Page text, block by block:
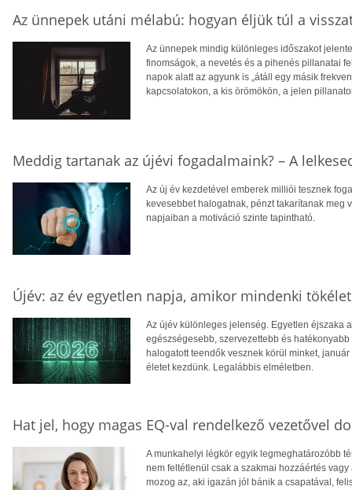
Az ünnepek utáni mélabú: hogyan éljük túl a
Az ünnepek mindig különleges időszakot
finomságok, a nevetés és a pihenés pillanatai
napok alatt az agyunk is „átáll egy másik
kapcsolatokon, a kis örömökön, a jelen
Meddig tartanak az újévi fogadalmaink? – A
Az új év kezdetével emberek milliói tesznek
kevesebbet halogatnak, pénzt takarítanak meg
napjaiban a motiváció szinte tapintható.
Újév: az év egyetlen napja, amikor mindenki
Az újév különleges jelenség. Egyetlen éjszaka
egészségesebb, szervezettebb és
halogatott teendők vesznek körül minket,
életet kezdünk. Legalábbis elméletben.
Hat jel, hogy magas EQ-val rendelkező vezetővel
A munkahelyi légkör egyik legmeghatározóbb
nem feltétlenül csak a szakmai hozzáértés
mozog az, aki igazán jól bánik a csapatával,